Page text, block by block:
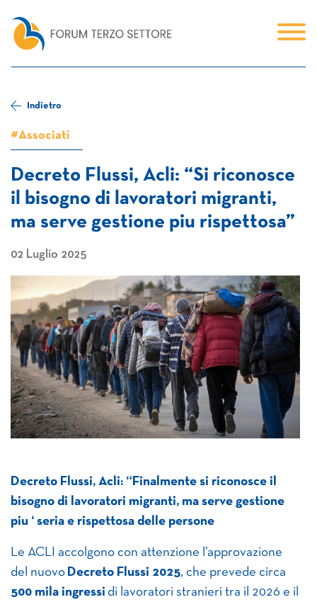
Indietro
#Associati
Decreto Flussi, Acli: “Si riconosce
il bisogno di lavoratori migranti,
ma serve gestione piu rispettosa”
02 Luglio 2025
Decreto Flussi, Acli: “Finalmente si riconosce il
bisogno di lavoratori migranti, ma serve gestione
piu ‘ seria e rispettosa delle persone
Le ACLI accolgono con attenzione l’approvazione
del nuovo Decreto Flussi 2025, che prevede circa
500 mila ingressi di lavoratori stranieri tra il 2026 e il